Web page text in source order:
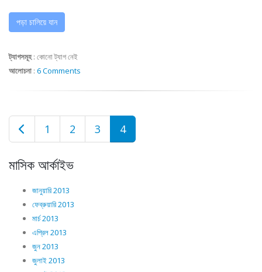
পড়া চালিয়ে যান
ট্যাগসমূহ: কোনো ট্যাগ নেই
আলোচনা : 6 Comments
1 2 3 4
মাসিক আর্কাইভ
জানুয়ারি 2013
ফেব্রুয়ারি 2013
মার্চ 2013
এপ্রিল 2013
জুন 2013
জুলাই 2013